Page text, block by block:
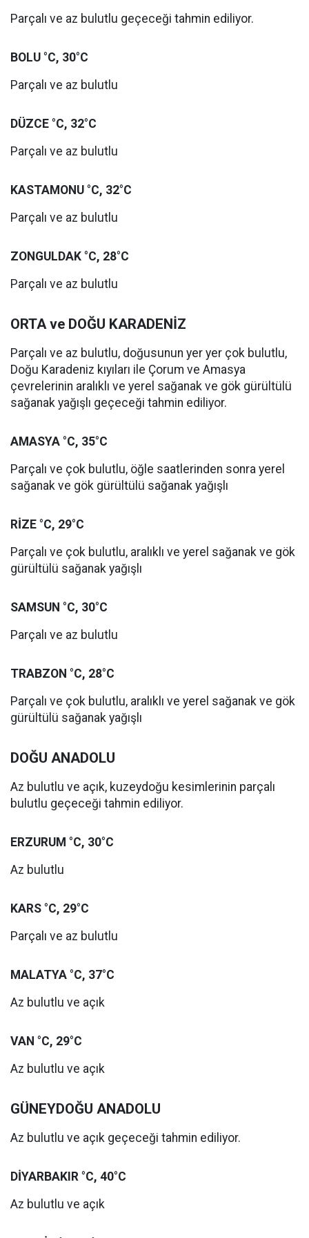
Parçalı ve az bulutlu geçeceği tahmin ediliyor.
BOLU °C, 30°C
Parçalı ve az bulutlu
DÜZCE °C, 32°C
Parçalı ve az bulutlu
KASTAMONU °C, 32°C
Parçalı ve az bulutlu
ZONGULDAK °C, 28°C
Parçalı ve az bulutlu
ORTA ve DOĞU KARADENİZ
Parçalı ve az bulutlu, doğusunun yer yer çok bulutlu,
Doğu Karadeniz kıyıları ile Çorum ve Amasya
çevrelerinin aralıklı ve yerel sağanak ve gök gürültülü
sağanak yağışlı geçeceği tahmin ediliyor.
AMASYA °C, 35°C
Parçalı ve çok bulutlu, öğle saatlerinden sonra yerel
sağanak ve gök gürültülü sağanak yağışlı
RİZE °C, 29°C
Parçalı ve çok bulutlu, aralıklı ve yerel sağanak ve gök
gürültülü sağanak yağışlı
SAMSUN °C, 30°C
Parçalı ve az bulutlu
TRABZON °C, 28°C
Parçalı ve çok bulutlu, aralıklı ve yerel sağanak ve gök
gürültülü sağanak yağışlı
DOĞU ANADOLU
Az bulutlu ve açık, kuzeydoğu kesimlerinin parçalı
bulutlu geçeceği tahmin ediliyor.
ERZURUM °C, 30°C
Az bulutlu
KARS °C, 29°C
Parçalı ve az bulutlu
MALATYA °C, 37°C
Az bulutlu ve açık
VAN °C, 29°C
Az bulutlu ve açık
GÜNEYDOĞU ANADOLU
Az bulutlu ve açık geçeceği tahmin ediliyor.
DİYARBAKIR °C, 40°C
Az bulutlu ve açık